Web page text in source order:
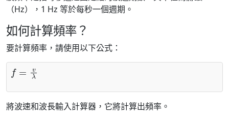
（Hz），1 Hz 等於每秒一個週期。
如何計算頻率？
要計算頻率，請使用以下公式：
f=vλ
將波速和波長輸入計算器，它將計算出頻率。